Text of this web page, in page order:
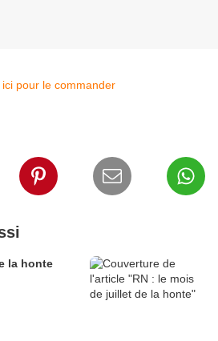
ici pour le commander
la honte